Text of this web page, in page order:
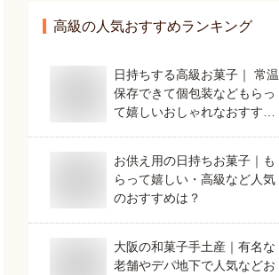
高級の人気おすすめランキング
日持ちする高級お菓子｜ 常温
保存できて個包装などもらっ
て嬉しいおしゃれなおすすめ
お供え用の日持ちお菓子｜も
らって嬉しい・高級など人気
のおすすめは？
大阪の和菓子手土産｜有名な
老舗やデパ地下で人気などお